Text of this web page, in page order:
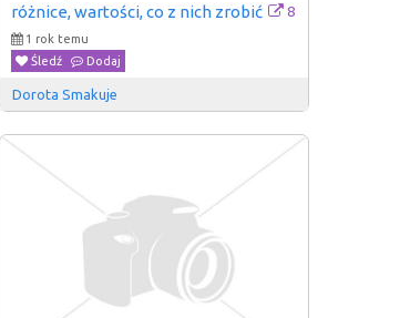
różnice, wartości, co z nich zrobić
8
1 rok temu
Śledź
Dodaj
Dorota Smakuje